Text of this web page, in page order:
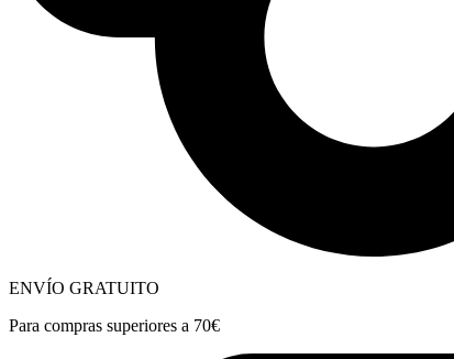
ENVÍO GRATUITO
Para compras superiores a 70€